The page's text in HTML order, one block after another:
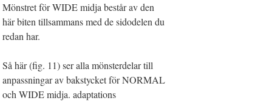
Mönstret för WIDE midja består av den
här biten tillsammans med de sidodelen du
redan har.
Så här (fig. 11) ser alla mönsterdelar till
anpassningar av bakstycket för NORMAL
och WIDE midja. adaptations